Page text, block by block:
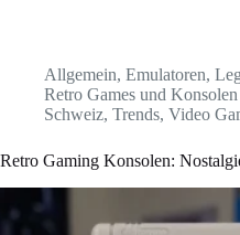
Allgemein, Emulatoren,
Retro Games und
Schweiz, Trends, Video
Retro Gaming Konsolen: